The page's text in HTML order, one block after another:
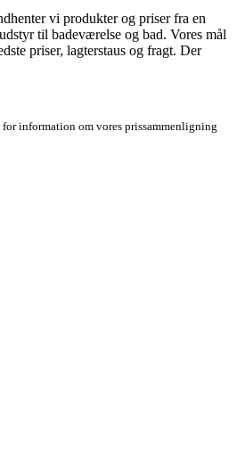
vi produkter og priser fra en
til badeværelse og bad. Vores mål
priser, lagterstaus og fragt. Der
information om vores prissammenligning